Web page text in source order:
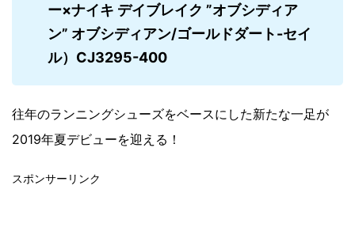
ー×ナイキ デイブレイク ”オブシディア
ン” オブシディアン/ゴールドダート-セイ
ル）CJ3295-400
往年のランニングシューズをベースにした新たな一足が
2019年夏デビューを迎える！
スポンサーリンク